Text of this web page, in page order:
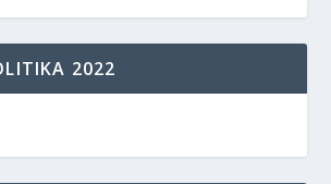
2022